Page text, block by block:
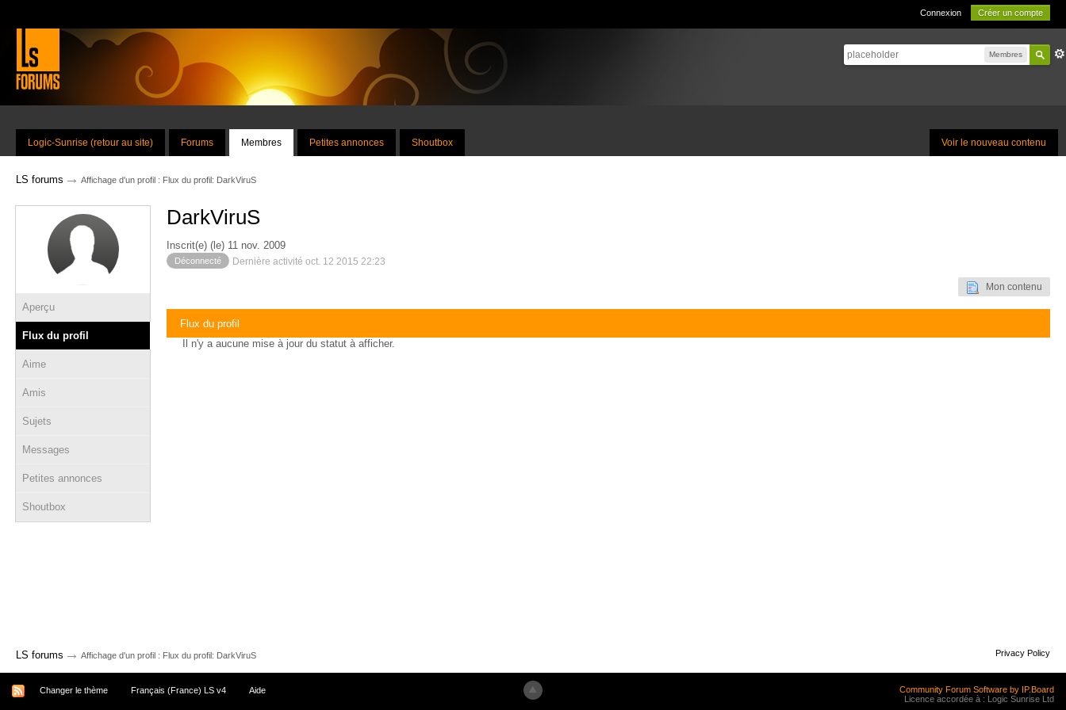
Connexion Créer un compte
Membres
Voir le nouveau contenu
Logic-Sunrise (retour au site) Forums Membres Petites annonces Shoutbox
LS forums → Affichage d'un profil : Flux du profil: DarkViruS
Aperçu
Flux du profil
Aime
Amis
Sujets
Messages
Petites annonces
Shoutbox
DarkViruS
Inscrit(e) (le) 11 nov. 2009
Déconnecté Dernière activité oct. 12 2015 22:23
Mon contenu
Flux du profil
Il n'y a aucune mise à jour du statut à afficher.
LS forums → Affichage d'un profil : Flux du profil: DarkViruS Privacy Policy
Changer le thème Français (France) LS v4 Aide
Community Forum Software by IP.Board
Licence accordée à : Logic Sunrise Ltd